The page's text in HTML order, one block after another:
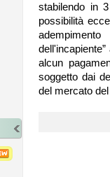
stabilendo in
possibilità
alcun
soggetto dai
del mercato